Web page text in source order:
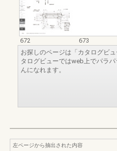
672
673
お探しのページは「カタログビ
タログビューではweb上でパラ
んになれます。
左ページから抽出された内容